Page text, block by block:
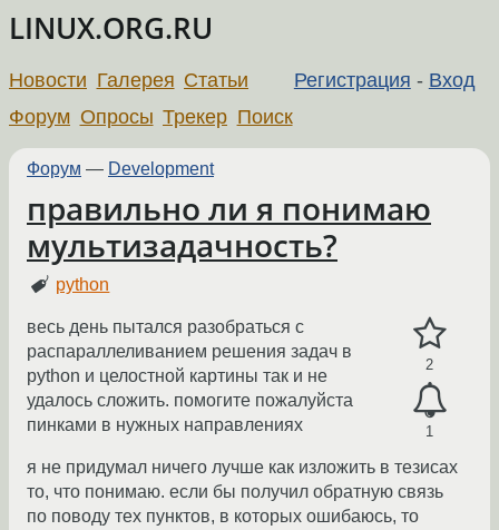
LINUX.ORG.RU
Регистрация - Вход
Новости Галерея Статьи
Форум Опросы Трекер Поиск
Форум — Development
правильно ли я понимаю
мультизадачность?
python
2
1
весь день пытался разобраться с
распараллеливанием решения задач в
python и целостной картины так и не
удалось сложить. помогите пожалуйста
пинками в нужных направлениях
я не придумал ничего лучше как изложить в тезисах
то, что понимаю. если бы получил обратную связь
по поводу тех пунктов, в которых ошибаюсь, то